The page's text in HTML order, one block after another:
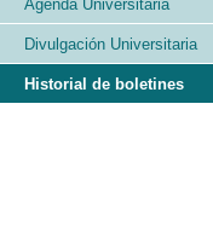
Agenda Universitaria
Divulgación Universitaria
Historial de boletines